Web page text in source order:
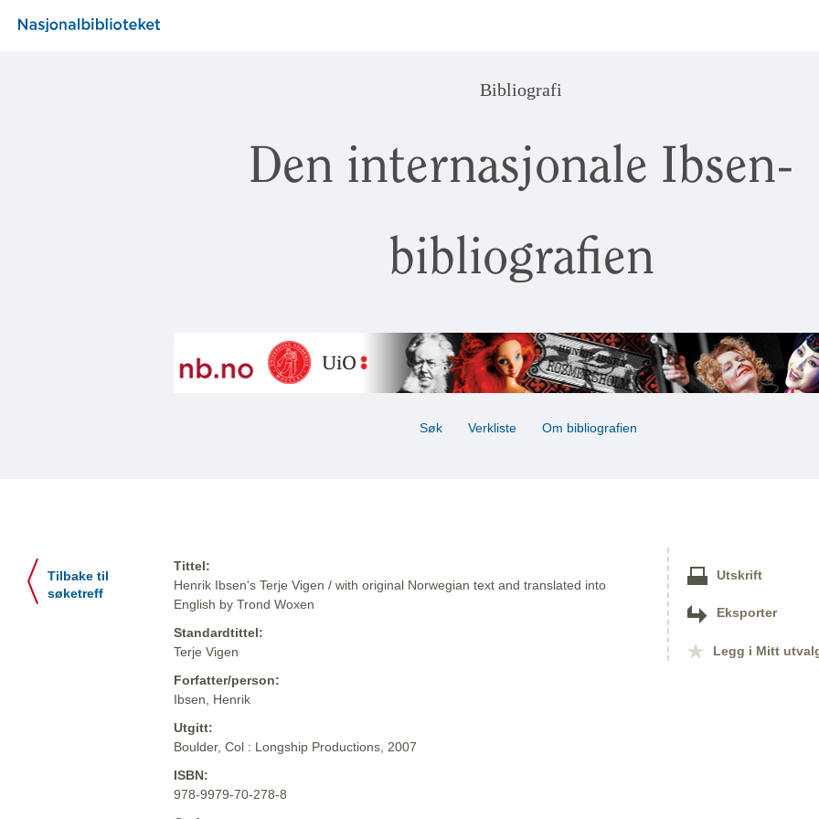
Bibliografi
Den internasjonale Ibsen-
bibliografien
Søk Verkliste Om bibliografien
Tilbake til
søketreff
Tittel:
Henrik Ibsen's Terje Vigen / with original Norwegian text and translated into
English by Trond Woxen
Standardtittel:
Terje Vigen
Forfatter/person:
Ibsen, Henrik
Utgitt:
Boulder, Col : Longship Productions, 2007
ISBN:
978-9979-70-278-8
Utskrift
Eksporter
Legg i Mitt